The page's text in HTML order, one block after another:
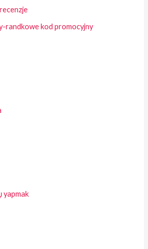
randkowe kod promocyjny
yapmak